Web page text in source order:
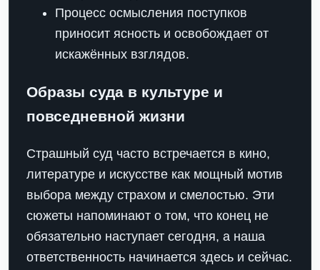
Процесс осмысления поступков
приносит ясность и освобождает от
искажённых взглядов.
Образы суда в культуре и
повседневной жизни
Страшный суд часто встречается в кино,
литературе и искусстве как мощный мотив
выбора между страхом и смелостью. Эти
сюжеты напоминают о том, что конец не
обязательно наступает сегодня, а наша
ответственность начинается здесь и сейчас.